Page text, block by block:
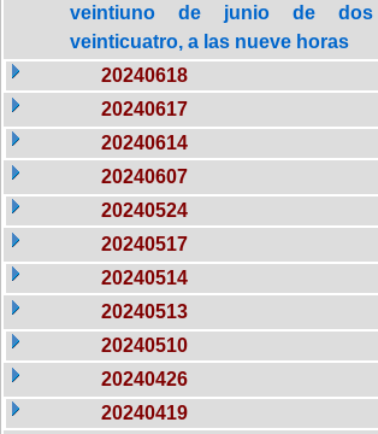
veintiuno de junio de
veinticuatro, a las nueve horas
20240618
20240617
20240614
20240607
20240524
20240517
20240514
20240513
20240510
20240426
20240419